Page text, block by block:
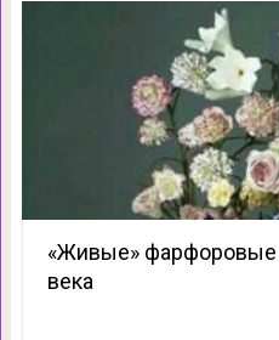
«Живые» фарфоровые
века